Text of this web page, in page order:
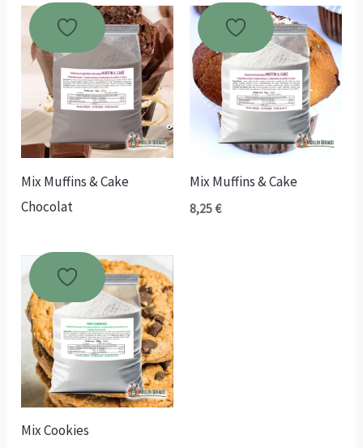
Mix Muffins & Cake
Chocolat
Mix Muffins & Cake
8,25€
Mix Cookies